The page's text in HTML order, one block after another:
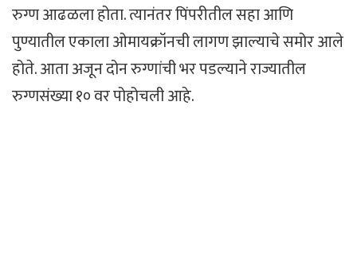
रुग्ण आढळला होता. त्यानंतर पिंपरीतील सहा आणि
पुण्यातील एकाला ओमायक्रॉनची लागण झाल्याचे समोर आले
होते. आता अजून दोन रुग्णांची भर पडल्याने राज्यातील
रुग्णसंख्या १० वर पोहोचली आहे.